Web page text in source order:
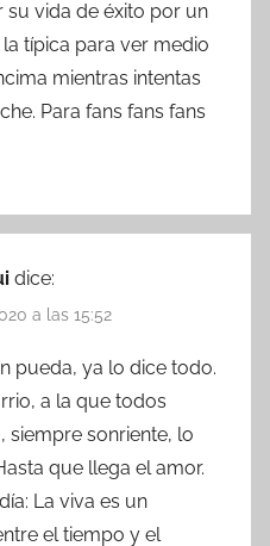
vida de éxito por un
típica para ver medio
mientras intentas
Para fans fans fans
dice:
a las 15:52
pueda, ya lo dice todo.
a la que todos
siempre sonriente, lo
que llega el amor.
La viva es un
el tiempo y el